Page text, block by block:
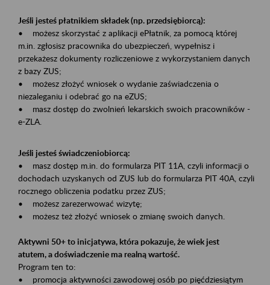
Jeśli jesteś płatnikiem składek (np. przedsiębiorcą):
• możesz skorzystać z aplikacji ePłatnik, za pomocą której
m.in. zgłosisz pracownika do ubezpieczeń, wypełnisz i
przekażesz dokumenty rozliczeniowe z wykorzystaniem danych
z bazy ZUS;
• możesz złożyć wniosek o wydanie zaświadczenia o
niezaleganiu i odebrać go na eZUS;
• masz dostęp do zwolnień lekarskich swoich pracowników -
e-ZLA.
Jeśli jesteś świadczeniobiorcą:
• masz dostęp m.in. do formularza PIT 11A, czyli informacji o
dochodach uzyskanych od ZUS lub do formularza PIT 40A, czyli
rocznego obliczenia podatku przez ZUS;
• możesz zarezerwować wizytę;
• możesz też złożyć wniosek o zmianę swoich danych.
Aktywni 50+ to inicjatywa, która pokazuje, że wiek jest
atutem, a doświadczenie ma realną wartość.
Program ten to:
• promocja aktywności zawodowej osób po pięćdziesiątym